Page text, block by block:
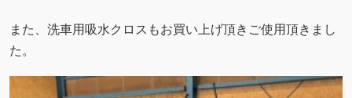
また、洗車用吸水クロスもお買い上げ頂きご使用頂きまし
た。